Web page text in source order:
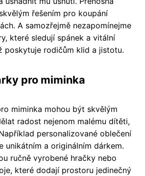
řešením pro koupání
A samozřejmě nezapomínejme
které sledují spánek a vitální
poskytuje rodičům klid a jistotu.
pro miminka
miminka mohou být skvělým
radost nejenom malému dítěti,
personalizované oblečení
unikátním a originálním dárkem.
ručně vyrobené hračky nebo
které dodají prostoru jedinečný